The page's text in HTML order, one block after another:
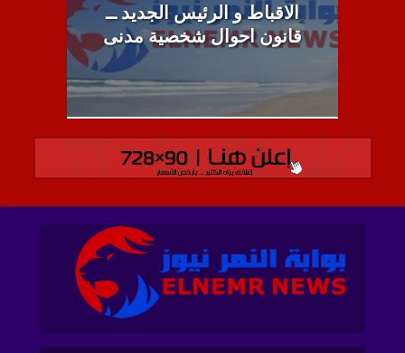
الاقباط و الرئيس الجديد ــ
قانون احوال شخصية مدنى